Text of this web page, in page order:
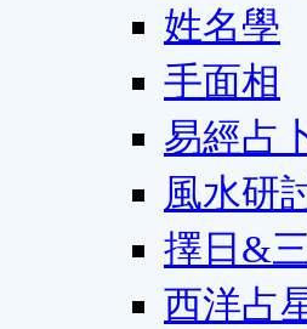
姓名學
手面相
易經占
風水研
擇日&
西洋占